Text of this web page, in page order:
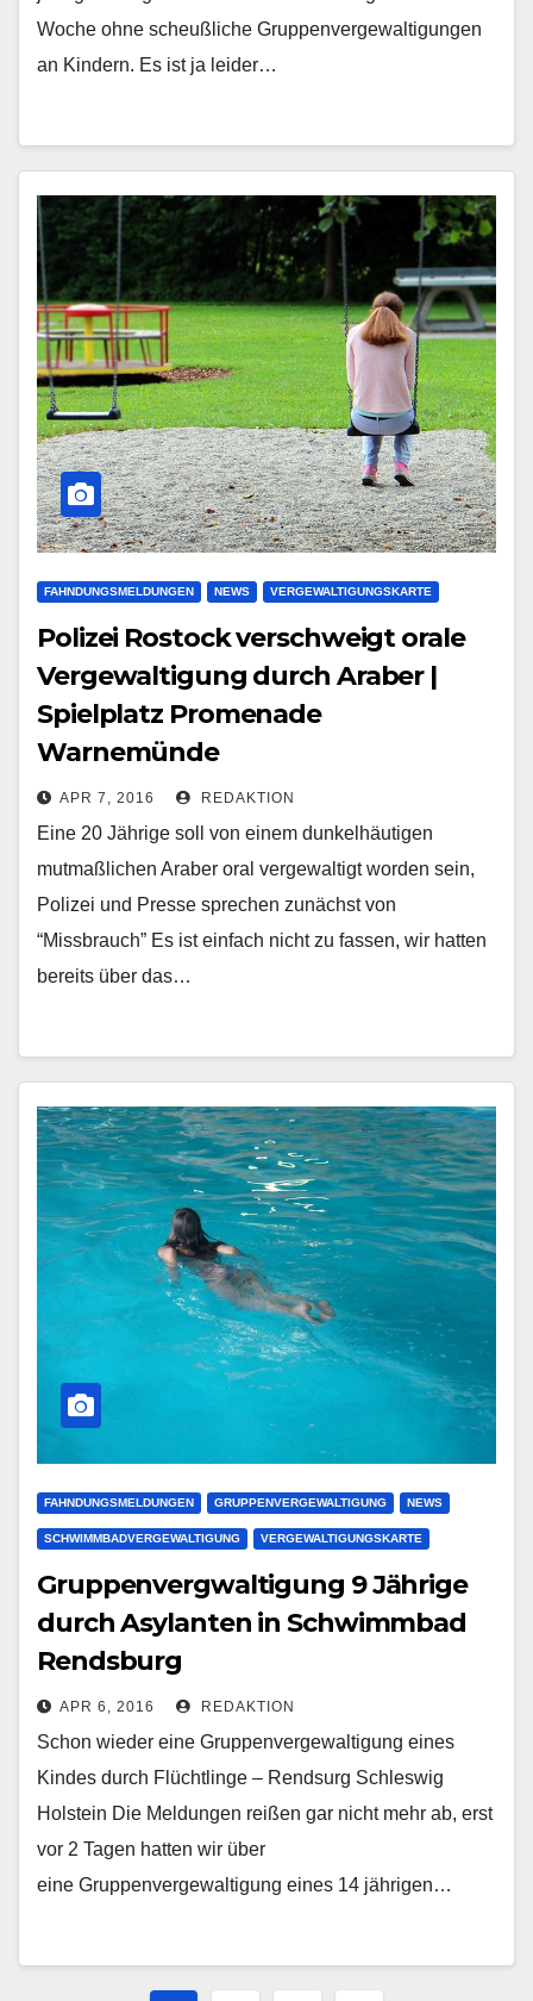
Woche ohne scheußliche Gruppenvergewaltigungen
an Kindern. Es ist ja leider…
FAHNDUNGSMELDUNGEN NEWS VERGEWALTIGUNGSKARTE
Polizei Rostock verschweigt orale
Vergewaltigung durch Araber |
Spielplatz Promenade
Warnemünde
APR 7, 2016 REDAKTION
Eine 20 Jährige soll von einem dunkelhäutigen
mutmaßlichen Araber oral vergewaltigt worden sein,
Polizei und Presse sprechen zunächst von
“Missbrauch” Es ist einfach nicht zu fassen, wir hatten
bereits über das…
FAHNDUNGSMELDUNGEN GRUPPENVERGEWALTIGUNG NEWS
SCHWIMMBADVERGEWALTIGUNG VERGEWALTIGUNGSKARTE
Gruppenvergwaltigung 9 Jährige
durch Asylanten in Schwimmbad
Rendsburg
APR 6, 2016 REDAKTION
Schon wieder eine Gruppenvergewaltigung eines
Kindes durch Flüchtlinge – Rendsurg Schleswig
Holstein Die Meldungen reißen gar nicht mehr ab, erst
vor 2 Tagen hatten wir über
eine Gruppenvergewaltigung eines 14 jährigen…